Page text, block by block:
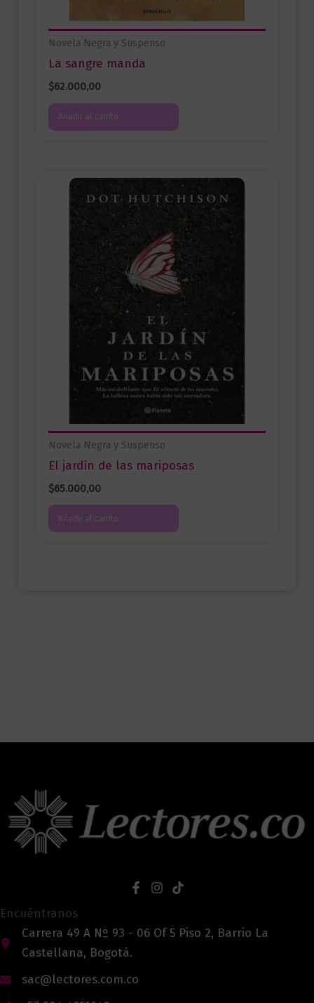
Novela Negra y Suspenso
La sangre manda
$62.000,00
Añadir al carrito
Novela Negra y Suspenso
El jardín de las mariposas
$65.000,00
Añadir al carrito
Encuéntranos
Carrera 49 A Nº 93 - 06 Of 5 Piso 2, Barrio La
Castellana, Bogotá.
sac@lectores.com.co